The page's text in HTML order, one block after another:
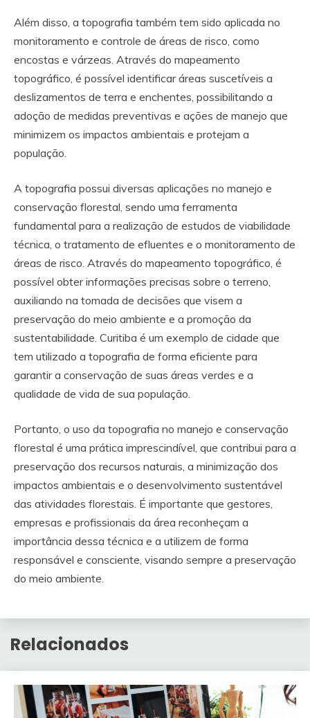
Além disso, a topografia também tem sido aplicada no
monitoramento e controle de áreas de risco, como
encostas e várzeas. Através do mapeamento
topográfico, é possível identificar áreas suscetíveis a
deslizamentos de terra e enchentes, possibilitando a
adoção de medidas preventivas e ações de manejo que
minimizem os impactos ambientais e protejam a
população.
A topografia possui diversas aplicações no manejo e
conservação florestal, sendo uma ferramenta
fundamental para a realização de estudos de viabilidade
técnica, o tratamento de efluentes e o monitoramento de
áreas de risco. Através do mapeamento topográfico, é
possível obter informações precisas sobre o terreno,
auxiliando na tomada de decisões que visem a
preservação do meio ambiente e a promoção da
sustentabilidade. Curitiba é um exemplo de cidade que
tem utilizado a topografia de forma eficiente para
garantir a conservação de suas áreas verdes e a
qualidade de vida de sua população.
Portanto, o uso da topografia no manejo e conservação
florestal é uma prática imprescindível, que contribui para a
preservação dos recursos naturais, a minimização dos
impactos ambientais e o desenvolvimento sustentável
das atividades florestais. É importante que gestores,
empresas e profissionais da área reconheçam a
importância dessa técnica e a utilizem de forma
responsável e consciente, visando sempre a preservação
do meio ambiente.
Relacionados